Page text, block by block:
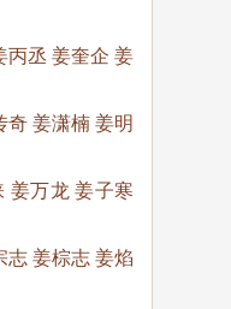
丙丞 姜奎企 姜
奇 姜潇楠 姜明
姜万龙 姜子寒
志 姜棕志 姜焰